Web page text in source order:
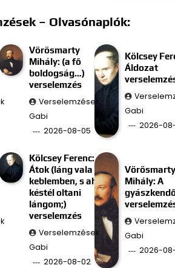
– Olvasónaplók:
Vörösmarty
Mihály: (a fő
boldogság…)
verselemzés
Verselemzések
Gabi
2026-08-05
Kölcsey
Áldozat
Gabi
2026-
Kölcsey Ferenc:
Átok (láng vala
keblemben, s ah
késtél oltani
lángom;)
verselemzés
Verselemzések
Gabi
2026-08-02
Vörösmarty
Mihály: A
Gabi
2026-